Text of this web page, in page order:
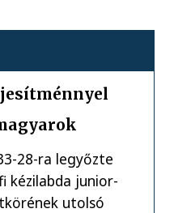
28-ra legyőzte
kézilabda junior-
utolsó